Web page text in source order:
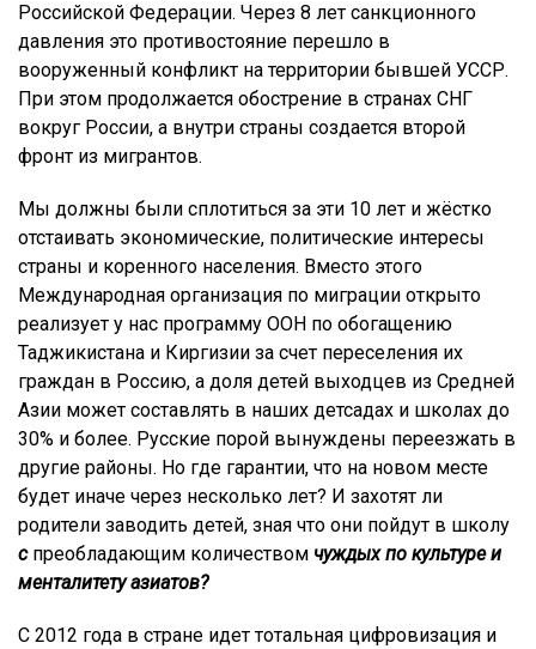
Российской Федерации. Через 8 лет санкционного
давления это противостояние перешло в
вооруженный конфликт на территории бывшей УССР.
При этом продолжается обострение в странах СНГ
вокруг России, а внутри страны создается второй
фронт из мигрантов.
Мы должны были сплотиться за эти 10 лет и жёстко
отстаивать экономические, политические интересы
страны и коренного населения. Вместо этого
Международная организация по миграции открыто
реализует у нас программу ООН по обогащению
Таджикистана и Киргизии за счет переселения их
граждан в Россию, а доля детей выходцев из Средней
Азии может составлять в наших детсадах и школах до
30% и более. Русские порой вынуждены переезжать в
другие районы. Но где гарантии, что на новом месте
будет иначе через несколько лет? И захотят ли
родители заводить детей, зная что они пойдут в школу
с преобладающим количеством чуждых по культуре и
менталитету азиатов?
С 2012 года в стране идет тотальная цифровизация и